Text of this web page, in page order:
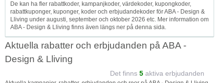
De kan ha fler rabattkoder, kampanjkoder, värdekoder, kupongkoder,
rabattkuponger, kuponger, koder och erbjudandekoder för ABA - Design &
Lliving under augusti, september och oktober 2026 etc. Mer information om
ABA - Design & Lliving finns även längs ner på denna sida.
Aktuella rabatter och erbjudanden på ABA -
Design & Lliving
Det finns 5 aktiva erbjudanden